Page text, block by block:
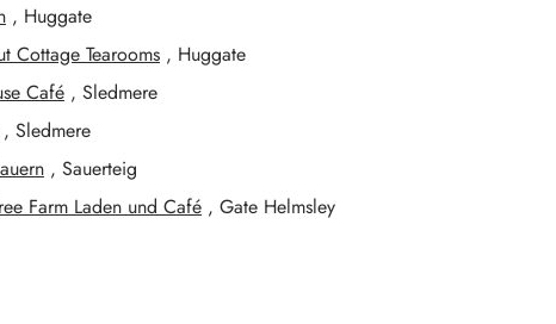
, Huggate
Cottage Tearooms , Huggate
Café , Sledmere
, Sledmere
, Sauerteig
Farm Laden und Café , Gate Helmsley